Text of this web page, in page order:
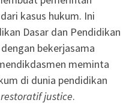
kasus hukum. Ini
Dasar dan Pendidikan
bekerjasama
meminta
di dunia pendidikan
restoratif justice.